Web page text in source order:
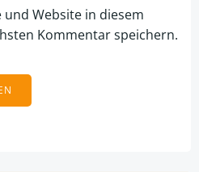
und Website in diesem
Kommentar speichern.